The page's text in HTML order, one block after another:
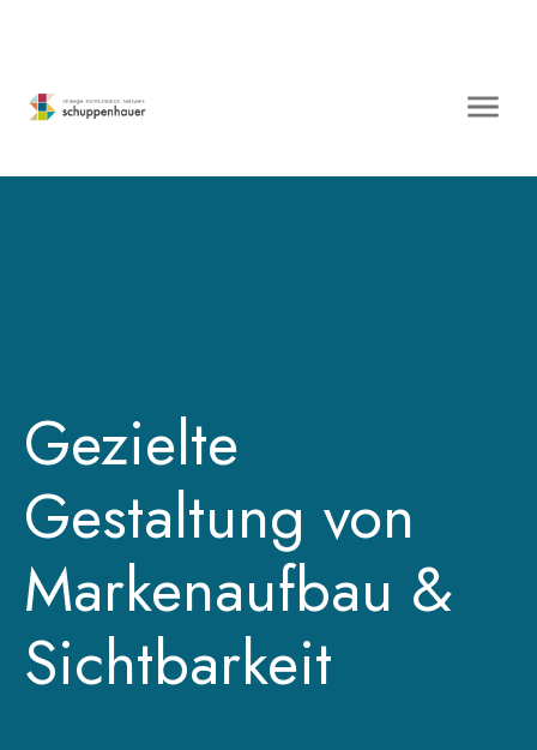
Gezielte
Gestaltung von
Markenaufbau &
Sichtbarkeit